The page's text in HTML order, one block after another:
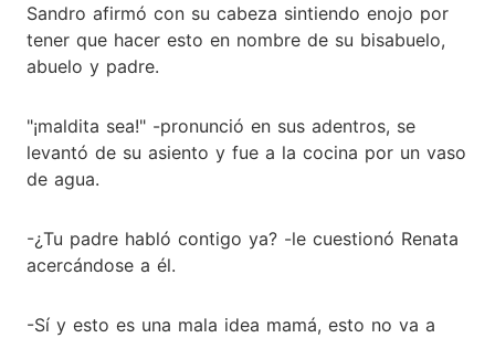
Sandro afirmó con su cabeza sintiendo enojo por
tener que hacer esto en nombre de su bisabuelo,
abuelo y padre.
"¡maldita sea!" -pronunció en sus adentros, se
levantó de su asiento y fue a la cocina por un vaso
de agua.
-¿Tu padre habló contigo ya? -le cuestionó Renata
acercándose a él.
-Sí y esto es una mala idea mamá, esto no va a